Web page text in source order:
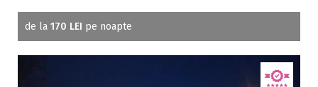
de la 170 LEI pe noapte